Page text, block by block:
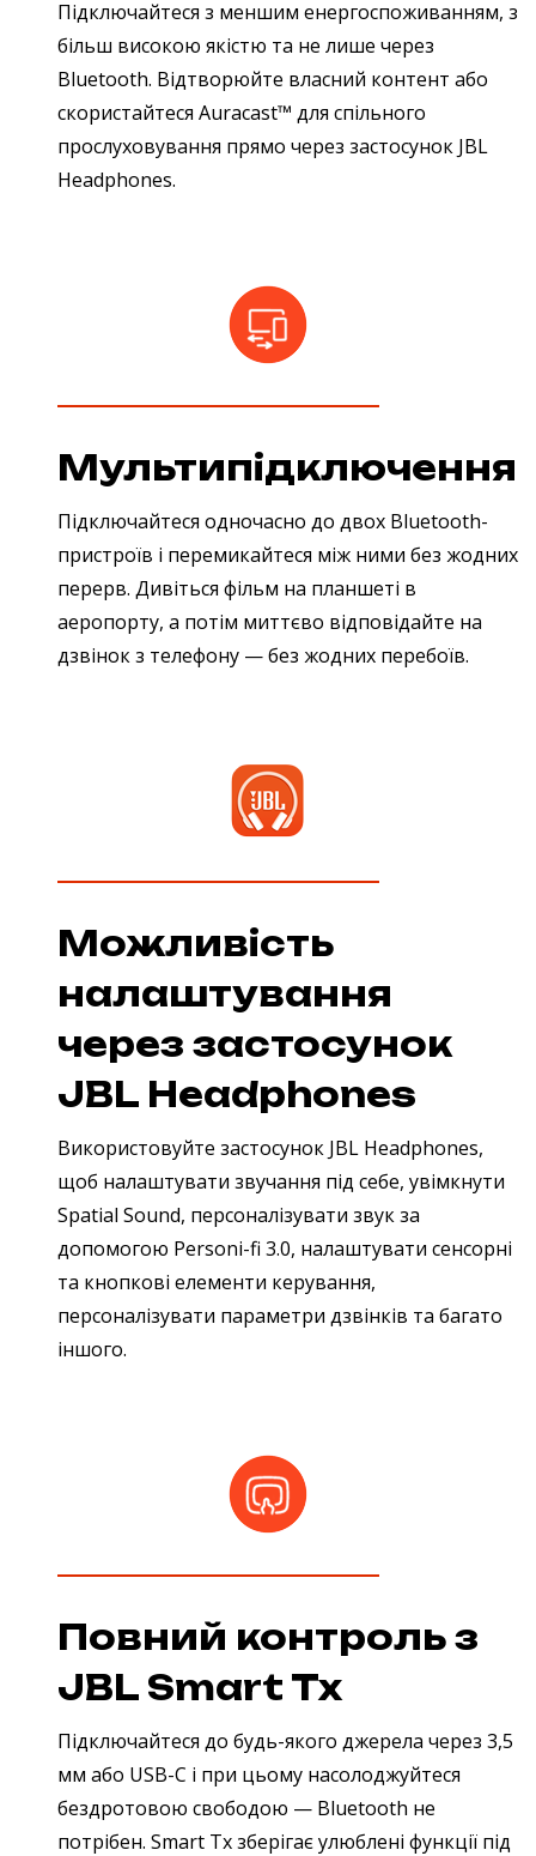
Підключайтеся з меншим енергоспоживанням, з
більш високою якістю та не лише через
Bluetooth. Відтворюйте власний контент або
скористайтеся Auracast™ для спільного
прослуховування прямо через застосунок JBL
Headphones.
Мультипідключення
Підключайтеся одночасно до двох Bluetooth-
пристроїв і перемикайтеся між ними без жодних
перерв. Дивіться фільм на планшеті в
аеропорту, а потім миттєво відповідайте на
дзвінок з телефону — без жодних перебоїв.
Можливість
налаштування
через застосунок
JBL Headphones
Використовуйте застосунок JBL Headphones,
щоб налаштувати звучання під себе, увімкнути
Spatial Sound, персоналізувати звук за
допомогою Personi-fi 3.0, налаштувати сенсорні
та кнопкові елементи керування,
персоналізувати параметри дзвінків та багато
іншого.
Повний контроль з
JBL Smart Tx
Підключайтеся до будь-якого джерела через 3,5
мм або USB-C і при цьому насолоджуйтеся
бездротовою свободою — Bluetooth не
потрібен. Smart Tx зберігає улюблені функції під